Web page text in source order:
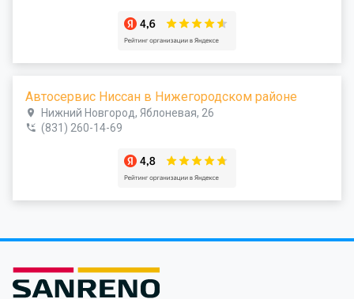
Автосервис Ниссан в Нижегородском районе
Нижний Новгород, Яблоневая, 26
(831) 260-14-69